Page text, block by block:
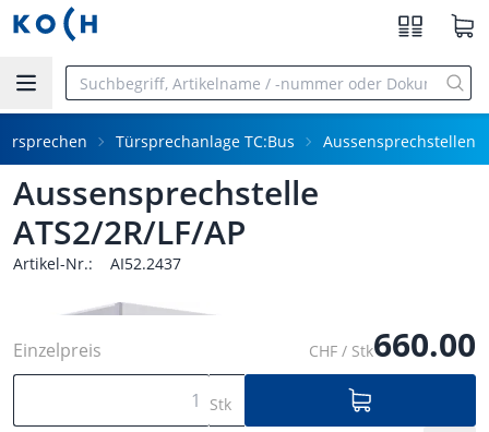
Zum Hauptinhalt springen
Türsprechanlage TC:Bus Aussensprechstellen
Aussensprechstelle
ATS2/2R/LF/AP
Artikel-Nr.: AI52.2437
Einzelpreis CHF / Stk660.00
Stk